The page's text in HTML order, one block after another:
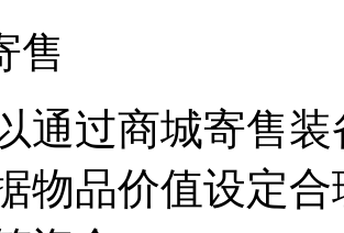
售
通过商城寄售
物品价值设定